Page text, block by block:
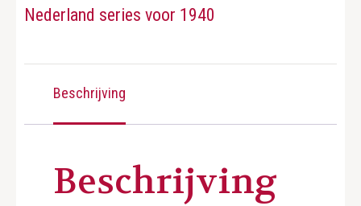
Nederland series voor 1940
Beschrijving
Beschrijving